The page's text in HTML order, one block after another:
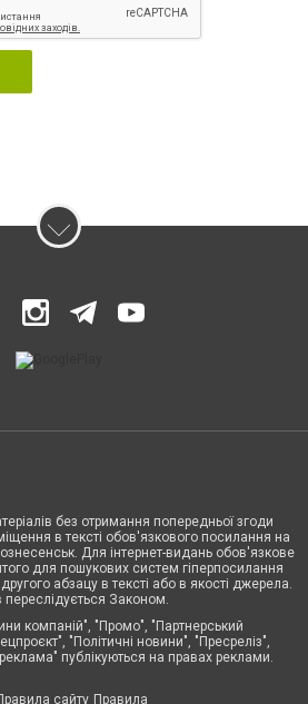
без отримання попередньої згоди
в тексті обов'язкового посилання на
Для інтернет-видань обов'язкове
для пошукових систем гіперпосилання
абзацу в тексті або в якості джерела.
Законом.
компаній", "Промо", "Партнерський
"Політичні новини", "Пресреліз",
публікуються на правах реклами.
сайту Правила